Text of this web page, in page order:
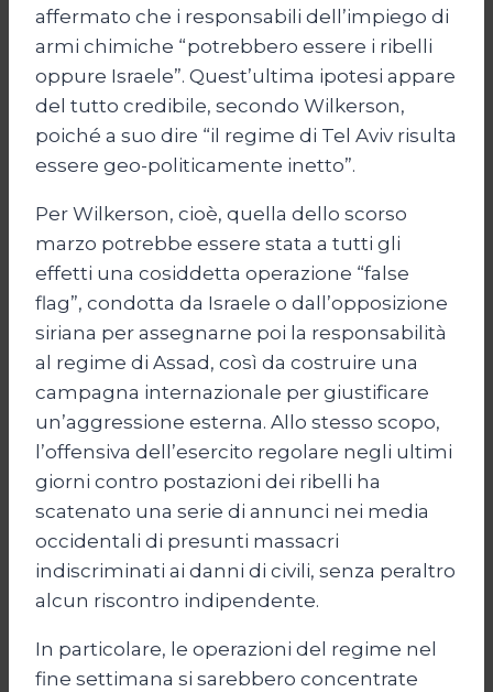
affermato che i responsabili dell’impiego di
armi chimiche “potrebbero essere i ribelli
oppure Israele”. Quest’ultima ipotesi appare
del tutto credibile, secondo Wilkerson,
poiché a suo dire “il regime di Tel Aviv risulta
essere geo-politicamente inetto”.
Per Wilkerson, cioè, quella dello scorso
marzo potrebbe essere stata a tutti gli
effetti una cosiddetta operazione “false
flag”, condotta da Israele o dall’opposizione
siriana per assegnarne poi la responsabilità
al regime di Assad, così da costruire una
campagna internazionale per giustificare
un’aggressione esterna. Allo stesso scopo,
l’offensiva dell’esercito regolare negli ultimi
giorni contro postazioni dei ribelli ha
scatenato una serie di annunci nei media
occidentali di presunti massacri
indiscriminati ai danni di civili, senza peraltro
alcun riscontro indipendente.
In particolare, le operazioni del regime nel
fine settimana si sarebbero concentrate